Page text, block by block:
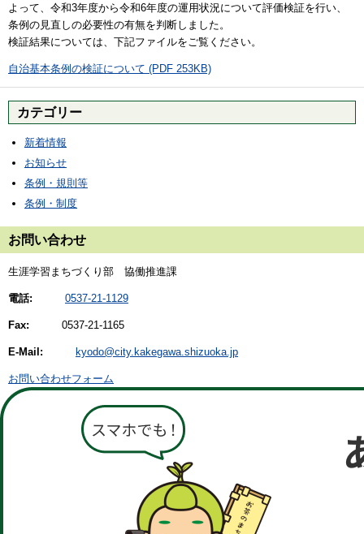
よって、令和3年度から令和6年度の運用状況について評価検証を行い、
条例の見直しの必要性の有無を判断しました。
検証結果については、下記ファイルをご覧ください。
自治基本条例の検証について (PDF 253KB)
カテゴリー
新着情報
お知らせ
条例・規則等
条例・制度
お問い合わせ
生涯学習まちづくり部 協働推進課
電話: 0537-21-1129
Fax: 0537-21-1165
E-Mail: kyodo@city.kakegawa.shizuoka.jp
お問い合わせフォーム